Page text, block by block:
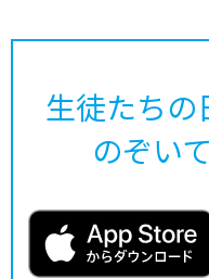
生徒たちの
のぞい